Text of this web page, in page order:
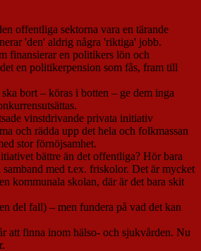
offentliga sektorna vara en tärande
'den' aldrig några 'riktiga' jobb.
finansierar en politikers lön och
en politikerpension som fås, fram till
bort – köras i botten – ge dem inga
vinstdrivande privata initiativ
och rädda upp det hela och folkmassan
stor förnöjsamhet.
bättre än det offentliga? Hör bara
samband med t.ex. friskolor. Det är mycket
kommunala skolan, där är det bara skit
del fall) – men fundera på vad det kan
att finna inom hälso- och sjukvården. Nu